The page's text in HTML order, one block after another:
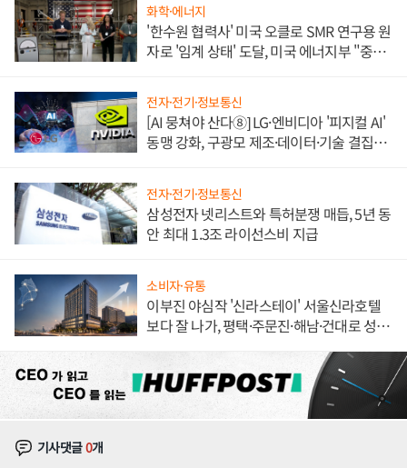
화학·에너지
'한수원 협력사' 미국 오클로 SMR 연구용 원
자로 '임계 상태' 도달, 미국 에너지부 "중요
전자·전기·정보통신
[AI 뭉쳐야 산다⑧] LG·엔비디아 '피지컬 AI'
동맹 강화, 구광모 제조·데이터·기술 결집
전자·전기·정보통신
삼성전자 넷리스트와 특허분쟁 매듭, 5년 동
안 최대 1.3조 라이선스비 지급
소비자·유통
이부진 야심작 '신라스테이' 서울신라호텔
보다 잘 나가, 평택·주문진·해남·건대로 성
기사댓글0개